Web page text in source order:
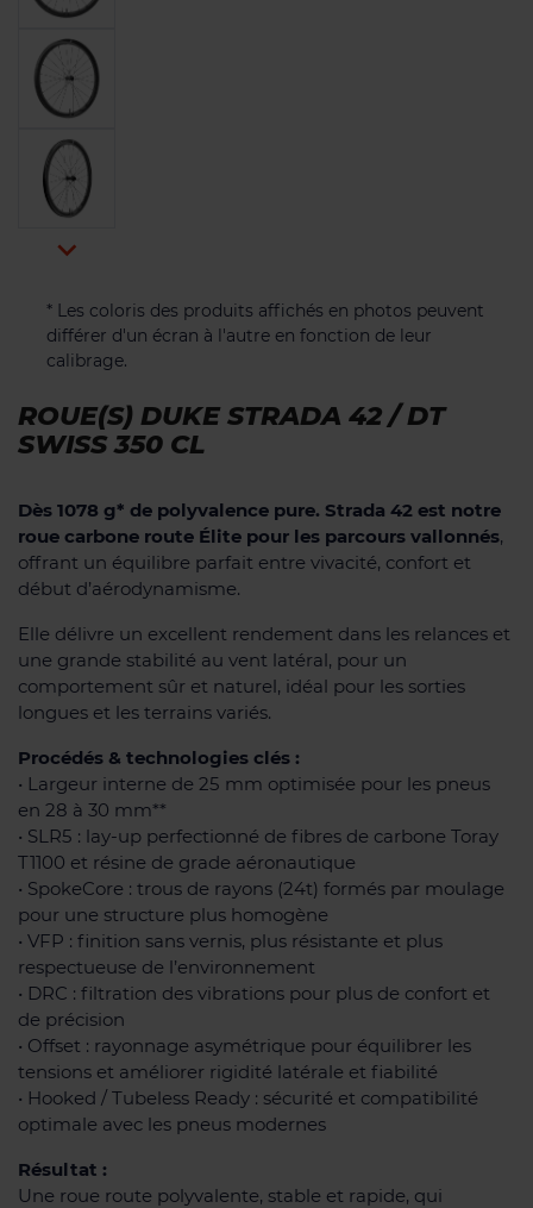

* Les coloris des produits affichés en photos peuvent
différer d'un écran à l'autre en fonction de leur
calibrage.
ROUE(S) DUKE STRADA 42 / DT
SWISS 350 CL
Dès 1078 g* de polyvalence pure. Strada 42 est notre
roue carbone route Élite pour les parcours vallonnés,
offrant un équilibre parfait entre vivacité, confort et
début d’aérodynamisme.
Elle délivre un excellent rendement dans les relances et
une grande stabilité au vent latéral, pour un
comportement sûr et naturel, idéal pour les sorties
longues et les terrains variés.
Procédés & technologies clés :
• Largeur interne de 25 mm optimisée pour les pneus
en 28 à 30 mm**
• SLR5 : lay-up perfectionné de fibres de carbone Toray
T1100 et résine de grade aéronautique
• SpokeCore : trous de rayons (24t) formés par moulage
pour une structure plus homogène
• VFP : finition sans vernis, plus résistante et plus
respectueuse de l’environnement
• DRC : filtration des vibrations pour plus de confort et
de précision
• Offset : rayonnage asymétrique pour équilibrer les
tensions et améliorer rigidité latérale et fiabilité
• Hooked / Tubeless Ready : sécurité et compatibilité
optimale avec les pneus modernes
Résultat :
Une roue route polyvalente, stable et rapide, qui